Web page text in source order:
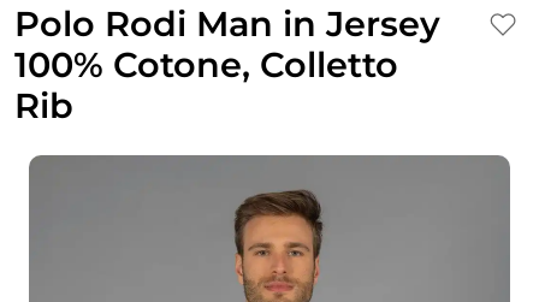
Polo Rodi Man in Jersey
100% Cotone, Colletto
Rib